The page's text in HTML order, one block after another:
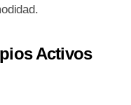
Activos